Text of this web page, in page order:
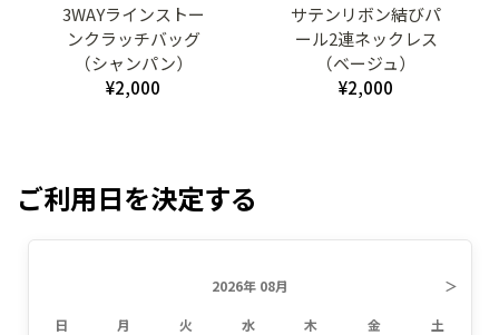
3WAYラインストー
ンクラッチバッグ
（シャンパン）
¥2,000
サテンリボン結びパ
ール2連ネックレス
（ベージュ）
¥2,000
ご利用日を決定する
2026年 08月 ＞
日 月 火 水 木 金 土